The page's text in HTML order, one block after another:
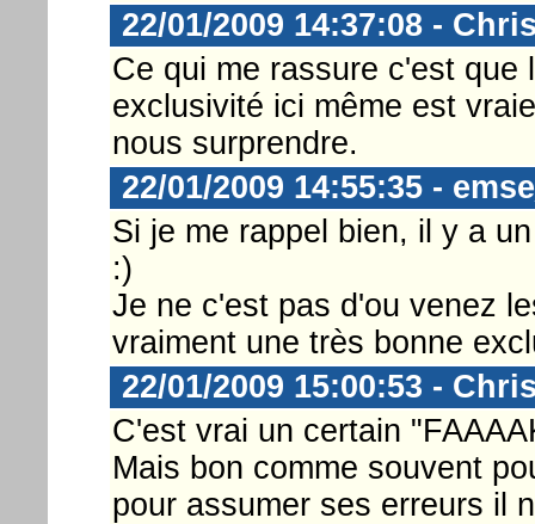
22/01/2009 14:37:08 -
Ce qui me rassure c'est que
exclusivité ici même est
nous surprendre.
22/01/2009 14:55:35 -
Si je me rappel bien, il y a
:)
Je ne c'est pas d'ou venez
vraiment une très bonne
22/01/2009 15:00:53 -
C'est vrai un certain
Mais bon comme souvent
pour assumer ses erreurs il